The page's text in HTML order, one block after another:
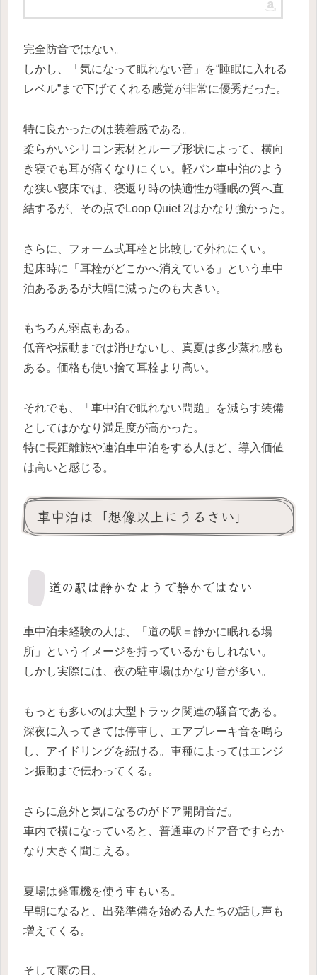
完全防音ではない。
しかし、「気になって眠れない音」を“睡眠に入れる
レベル”まで下げてくれる感覚が非常に優秀だった。
特に良かったのは装着感である。
柔らかいシリコン素材とループ形状によって、横向
き寝でも耳が痛くなりにくい。軽バン車中泊のよう
な狭い寝床では、寝返り時の快適性が睡眠の質へ直
結するが、その点でLoop Quiet 2はかなり強かった。
さらに、フォーム式耳栓と比較して外れにくい。
起床時に「耳栓がどこかへ消えている」という車中
泊あるあるが大幅に減ったのも大きい。
もちろん弱点もある。
低音や振動までは消せないし、真夏は多少蒸れ感も
ある。価格も使い捨て耳栓より高い。
それでも、「車中泊で眠れない問題」を減らす装備
としてはかなり満足度が高かった。
特に長距離旅や連泊車中泊をする人ほど、導入価値
は高いと感じる。
車中泊は「想像以上にうるさい」
道の駅は静かなようで静かではない
車中泊未経験の人は、「道の駅＝静かに眠れる場
所」というイメージを持っているかもしれない。
しかし実際には、夜の駐車場はかなり音が多い。
もっとも多いのは大型トラック関連の騒音である。
深夜に入ってきては停車し、エアブレーキ音を鳴ら
し、アイドリングを続ける。車種によってはエンジ
ン振動まで伝わってくる。
さらに意外と気になるのがドア開閉音だ。
車内で横になっていると、普通車のドア音ですらか
なり大きく聞こえる。
夏場は発電機を使う車もいる。
早朝になると、出発準備を始める人たちの話し声も
増えてくる。
そして雨の日。